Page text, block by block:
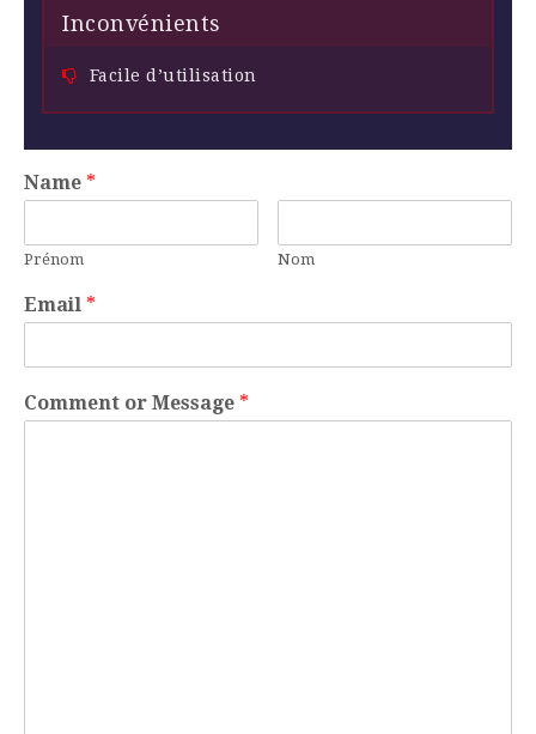
Inconvénients
Facile d’utilisation
Name *
Prénom Nom
Email *
Comment or Message *